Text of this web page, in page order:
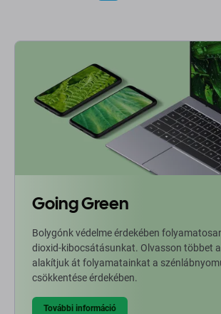
Going Green
Bolygónk védelme érdekében
dioxid-kibocsátásunkat. Olvasson többet
alakítjuk át folyamatainkat a
csökkentése érdekében.
További információ